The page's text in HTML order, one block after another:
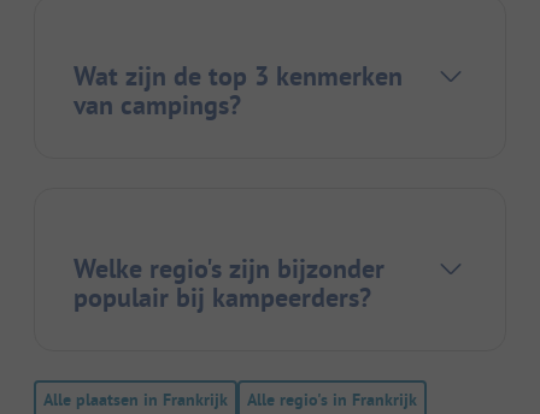
Wat zijn de top 3 kenmerken
van campings?
Welke regio's zijn bijzonder
populair bij kampeerders?
Alle plaatsen in Frankrijk
Alle regio's in Frankrijk